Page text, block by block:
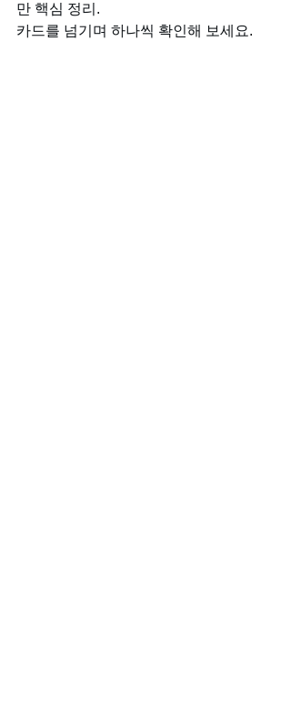
만 핵심 정리.
카드를 넘기며 하나씩 확인해 보세요.